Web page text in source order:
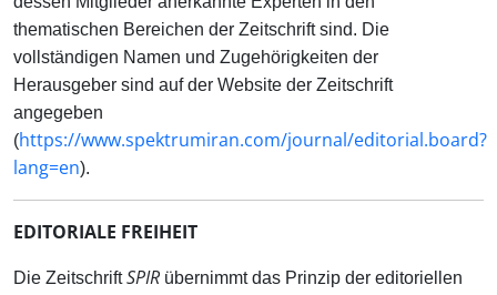
thematischen Bereichen der Zeitschrift sind. Die
vollständigen Namen und Zugehörigkeiten der
Herausgeber sind auf der Website der Zeitschrift
angegeben
(https://www.spektrumiran.com/journal/editorial.board?
lang=en).
EDITORIALE FREIHEIT
Die ZeitschriftSPIR übernimmt das Prinzip der editoriellen